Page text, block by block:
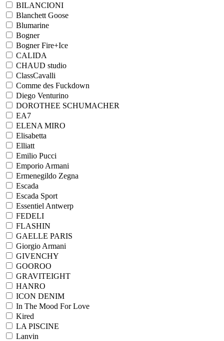
BILANCIONI
Blanchett Goose
Blumarine
Bogner
Bogner Fire+Ice
CALIDA
CHAUD studio
ClassCavalli
Comme des Fuckdown
Diego Venturino
DOROTHEE SCHUMACHER
EA7
ELENA MIRO
Elisabetta
Elliatt
Emilio Pucci
Emporio Armani
Ermenegildo Zegna
Escada
Escada Sport
Essentiel Antwerp
FEDELI
FLASHIN
GAELLE PARIS
Giorgio Armani
GIVENCHY
GOOROO
GRAVITEIGHT
HANRO
ICON DENIM
In The Mood For Love
Kired
LA PISCINE
Lanvin